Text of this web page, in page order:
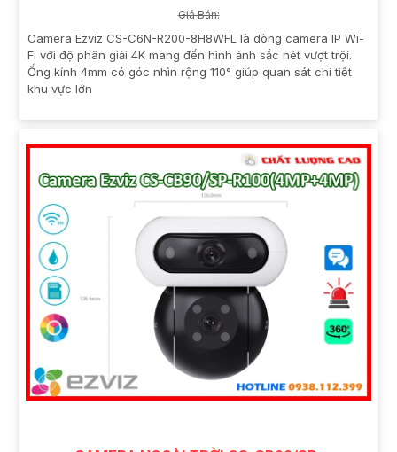
Giá Bán:
Camera Ezviz CS-C6N-R200-8H8WFL là dòng camera IP Wi-
Fi với độ phân giải 4K mang đến hình ảnh sắc nét vượt trội.
Ống kính 4mm có góc nhìn rộng 110° giúp quan sát chi tiết
khu vực lớn